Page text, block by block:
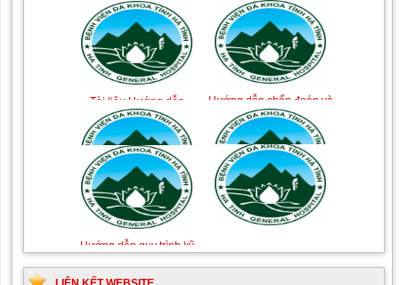
Hướng dẫn chẩn đoán và
xử trí Hồi sức tích cực
Hướng dẫn chẩn đoán và
điều trị các bệnh về dị
Hướng dẫn chẩn đoán và
điều trị các bệnh cơ
Tài liệu hướng dẫn quy
trình kỹ thuật chuyên